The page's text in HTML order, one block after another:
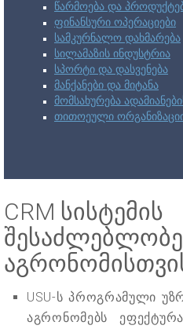
წარმოება და
ფინანსური ოპერაციები
სამკურნალო დახმარება
სილამაზის ინდუსტრია
სპორტი და დასვენება
მანქანები და მიტანა
მომსახურება
თითოეული
CRM სისტემის
USU-ს პროგრამული
აგრონომებს